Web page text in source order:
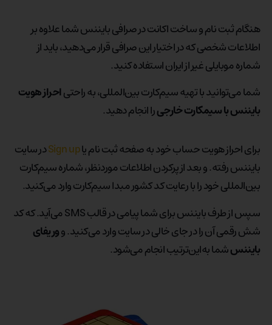
هنگام ثبت نام و ساخت اکانت در صرافی بایننس شما علاوه بر
اطلاعات شخصی که در اختیار این صرافی قرار می‌دهید، باید از
شماره موبایلی غیر از ایران استفاده کنید.
شما می‌توانید با تهیه سیم‌کارت بین‌المللی، به ‌راحتیاحراز هویت
بایننس با سیمکارت خارجیرا انجام دهید.
برای احراز هویت حساب خود به صفحه ثبت نام یاSign up
در سایت
بایننس رفته. و بعد از پرکردن اطلاعات موردنظر، شماره سیم‌کارت
بین‌المللی خود را با رعایت کد کشور مبدا سیم‌کارت وارد می‌کنید.
سپس از طرف بایننس برای شما پیامی در قالب SMS می‌آید. که کد
شش رقمی آن را در جای خالی در سایت وارد می‌کنید. ووریفای
بایننسشما به‌این‌ترتیب انجام می‌شود.